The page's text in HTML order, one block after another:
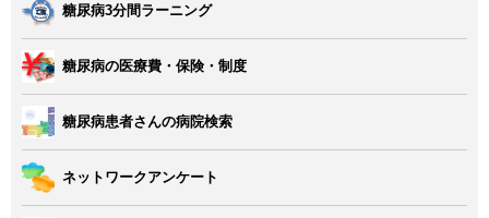
糖尿病3分間ラーニング
糖尿病の医療費・保険・制度
糖尿病患者さんの病院検索
ネットワークアンケート